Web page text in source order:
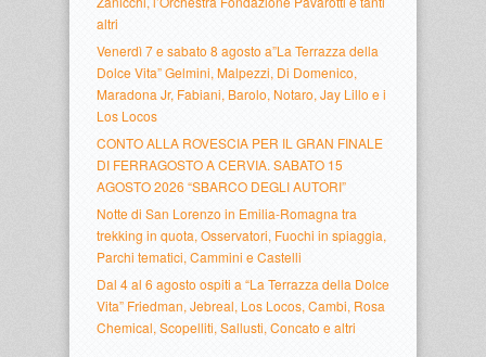
altri
Venerdì 7 e sabato 8 agosto a”La Terrazza della
Dolce Vita” Gelmini, Malpezzi, Di Domenico,
Maradona Jr, Fabiani, Barolo, Notaro, Jay Lillo e i
Los Locos
CONTO ALLA ROVESCIA PER IL GRAN FINALE
DI FERRAGOSTO A CERVIA. SABATO 15
AGOSTO 2026 “SBARCO DEGLI AUTORI”
Notte di San Lorenzo in Emilia-Romagna tra
trekking in quota, Osservatori, Fuochi in spiaggia,
Parchi tematici, Cammini e Castelli
Dal 4 al 6 agosto ospiti a “La Terrazza della Dolce
Vita” Friedman, Jebreal, Los Locos, Cambi, Rosa
Chemical, Scopelliti, Sallusti, Concato e altri